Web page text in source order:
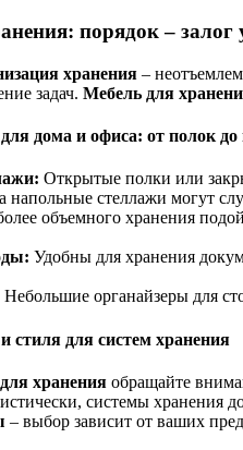
порядок – залог
хранения –
задач. Мебель для
дома и офиса: от полок
Открытые полки или
напольные стеллажи могут
объемного хранения
Удобны для хранения
Небольшие органайзеры для
стиля для систем хранения
хранения обращайте
системы хранения
– выбор зависит от ваших